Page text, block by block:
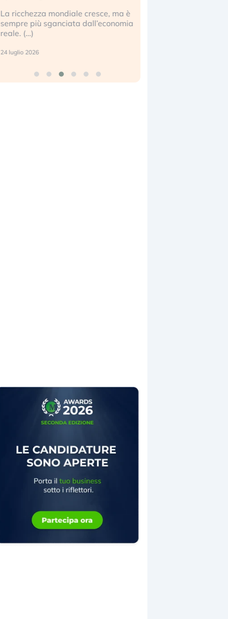
La ricchezza mondiale cresce, ma è
sempre più sganciata dall’economia
reale. (…)
24 luglio 2026